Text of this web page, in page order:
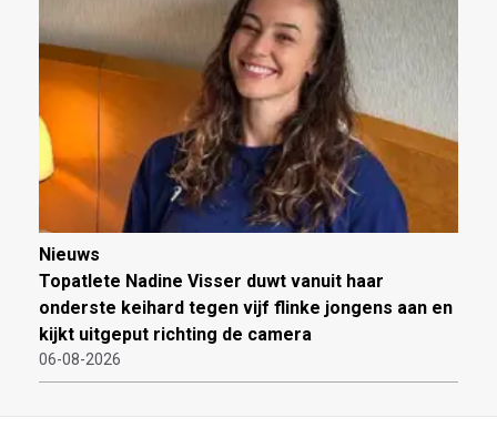
Nieuws
Topatlete Nadine Visser duwt vanuit haar
onderste keihard tegen vijf flinke jongens aan en
kijkt uitgeput richting de camera
06-08-2026